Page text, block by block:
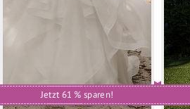
Jetzt 61 % sparen!